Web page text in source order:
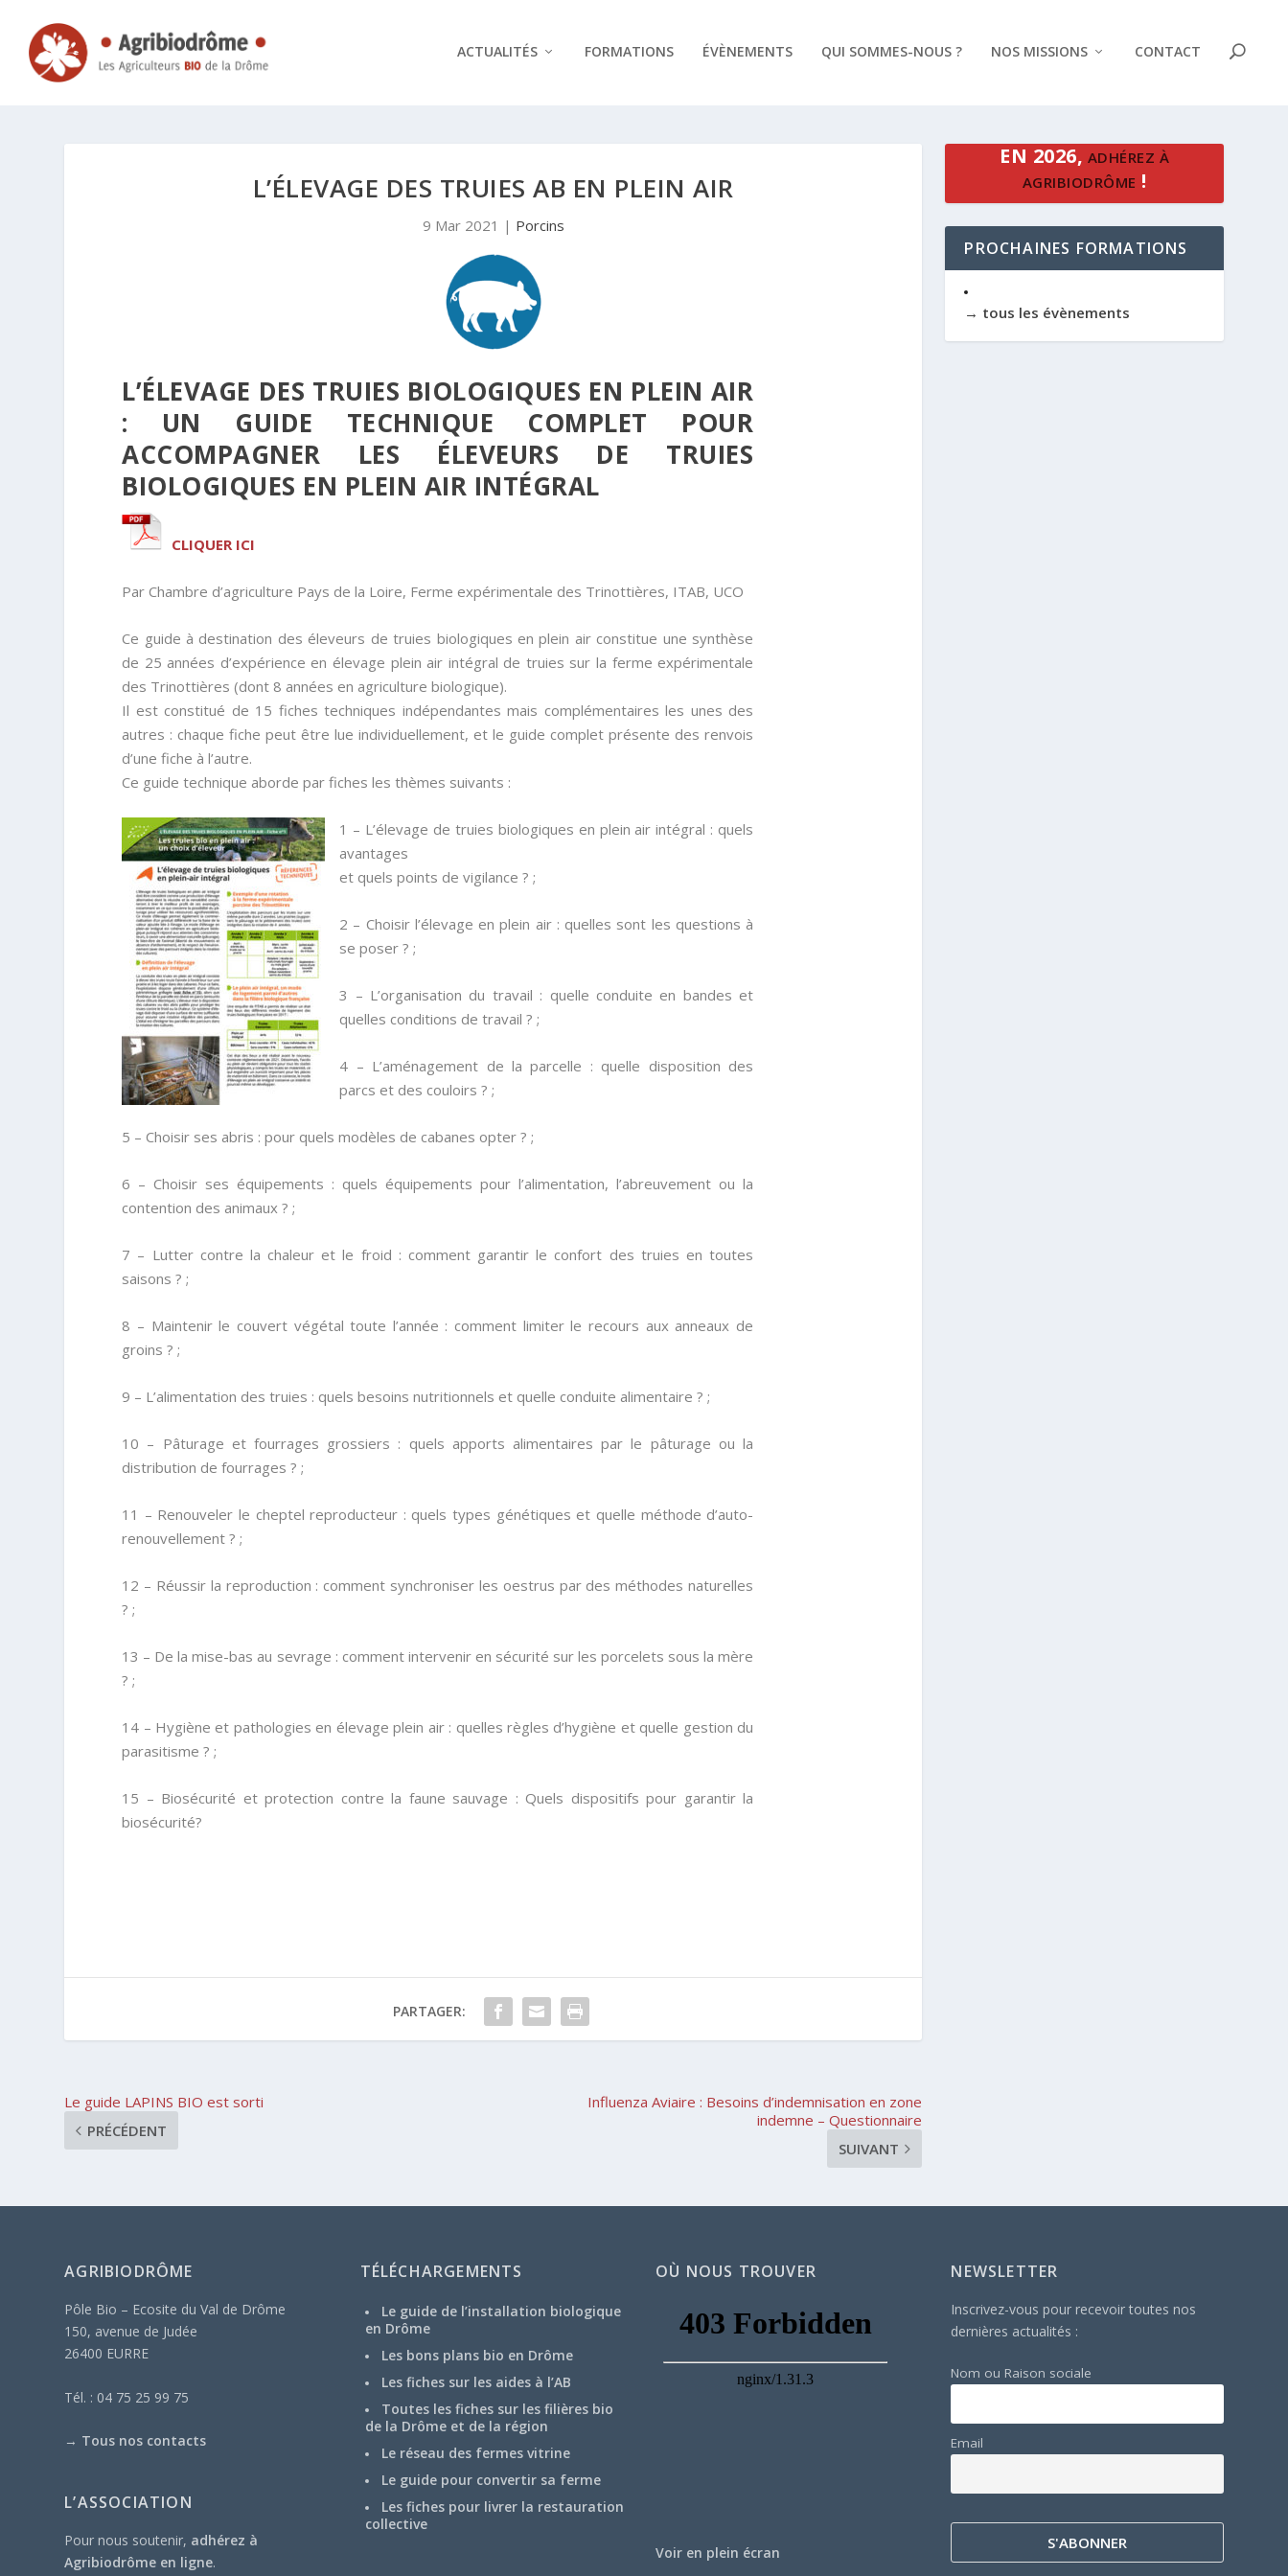
ACTUALITÉS FORMATIONS ÉVÈNEMENTS QUI SOMMES-NOUS ? NOS MISSIONS CONTACT
L’ÉLEVAGE DES TRUIES AB EN PLEIN AIR
9 Mar 2021 | Porcins
L’ÉLEVAGE DES TRUIES BIOLOGIQUES EN PLEIN AIR
: UN GUIDE TECHNIQUE COMPLET POUR
ACCOMPAGNER LES ÉLEVEURS DE TRUIES
BIOLOGIQUES EN PLEIN AIR INTÉGRAL
CLIQUER ICI
Par Chambre d’agriculture Pays de la Loire, Ferme expérimentale des Trinottières, ITAB, UCO
Ce guide à destination des éleveurs de truies biologiques en plein air constitue une synthèse
de 25 années d’expérience en élevage plein air intégral de truies sur la ferme expérimentale
des Trinottières (dont 8 années en agriculture biologique).
Il est constitué de 15 fiches techniques indépendantes mais complémentaires les unes des
autres : chaque fiche peut être lue individuellement, et le guide complet présente des renvois
d’une fiche à l’autre.
Ce guide technique aborde par fiches les thèmes suivants :
1 – L’élevage de truies biologiques en plein air intégral : quels
avantages
et quels points de vigilance ? ;
2 – Choisir l’élevage en plein air : quelles sont les questions à
se poser ? ;
3 – L’organisation du travail : quelle conduite en bandes et
quelles conditions de travail ? ;
4 – L’aménagement de la parcelle : quelle disposition des
parcs et des couloirs ? ;
5 – Choisir ses abris : pour quels modèles de cabanes opter ? ;
6 – Choisir ses équipements : quels équipements pour l’alimentation, l’abreuvement ou la
contention des animaux ? ;
7 – Lutter contre la chaleur et le froid : comment garantir le confort des truies en toutes
saisons ? ;
8 – Maintenir le couvert végétal toute l’année : comment limiter le recours aux anneaux de
groins ? ;
9 – L’alimentation des truies : quels besoins nutritionnels et quelle conduite alimentaire ? ;
10 – Pâturage et fourrages grossiers : quels apports alimentaires par le pâturage ou la
distribution de fourrages ? ;
11 – Renouveler le cheptel reproducteur : quels types génétiques et quelle méthode d’auto-
renouvellement ? ;
12 – Réussir la reproduction : comment synchroniser les oestrus par des méthodes naturelles
? ;
13 – De la mise-bas au sevrage : comment intervenir en sécurité sur les porcelets sous la mère
? ;
14 – Hygiène et pathologies en élevage plein air : quelles règles d’hygiène et quelle gestion du
parasitisme ? ;
15 – Biosécurité et protection contre la faune sauvage : Quels dispositifs pour garantir la
biosécurité?
PARTAGER:
Le guide LAPINS BIO est sorti
PRÉCÉDENT
Influenza Aviaire : Besoins d’indemnisation en zone
indemne – Questionnaire
SUIVANT
EN 2026, ADHÉREZ À
AGRIBIODRÔME !
PROCHAINES FORMATIONS
→ tous les évènements
AGRIBIODRÔME
Pôle Bio – Ecosite du Val de Drôme
150, avenue de Judée
26400 EURRE
Tél. : 04 75 25 99 75
→ Tous nos contacts
L’ASSOCIATION
Pour nous soutenir, adhérez à
Agribiodrôme en ligne.
TÉLÉCHARGEMENTS
Le guide de l’installation biologique
en Drôme
Les bons plans bio en Drôme
Les fiches sur les aides à l’AB
Toutes les fiches sur les filières bio
de la Drôme et de la région
Le réseau des fermes vitrine
Le guide pour convertir sa ferme
Les fiches pour livrer la restauration
collective
OÙ NOUS TROUVER
Voir en plein écran
NEWSLETTER
Inscrivez-vous pour recevoir toutes nos
dernières actualités :
Nom ou Raison sociale
Email